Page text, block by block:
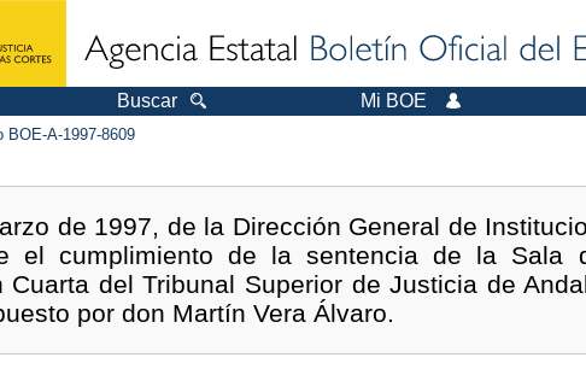
Buscar Mi BOE
BOE-A-1997-8609
de 1997, de la Dirección General de
el cumplimiento de la sentencia de la Sala
Cuarta del Tribunal Superior de Justicia de
por don Martín Vera Álvaro.